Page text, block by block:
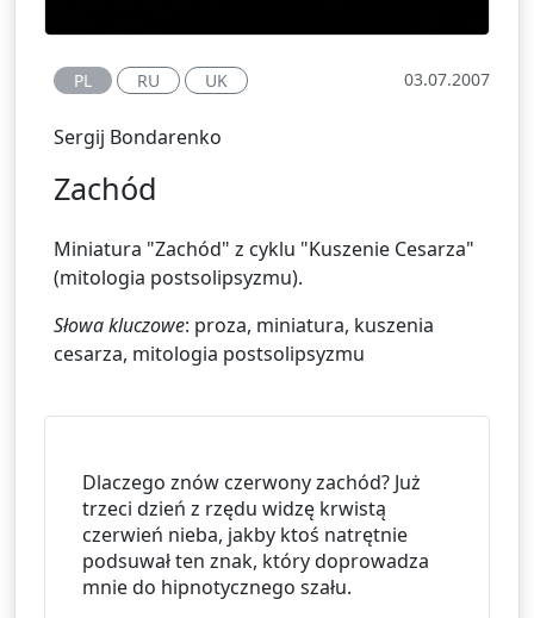
PL RU UK 03.07.2007
Sergij Bondarenko
Zachód
Miniatura "Zachód" z cyklu "Kuszenie Cesarza"
(mitologia postsolipsyzmu).
Słowa kluczowe: proza, miniatura, kuszenia
cesarza, mitologia postsolipsyzmu
Dlaczego znów czerwony zachód? Już
trzeci dzień z rzędu widzę krwistą
czerwień nieba, jakby ktoś natrętnie
podsuwał ten znak, który doprowadza
mnie do hipnotycznego szału.